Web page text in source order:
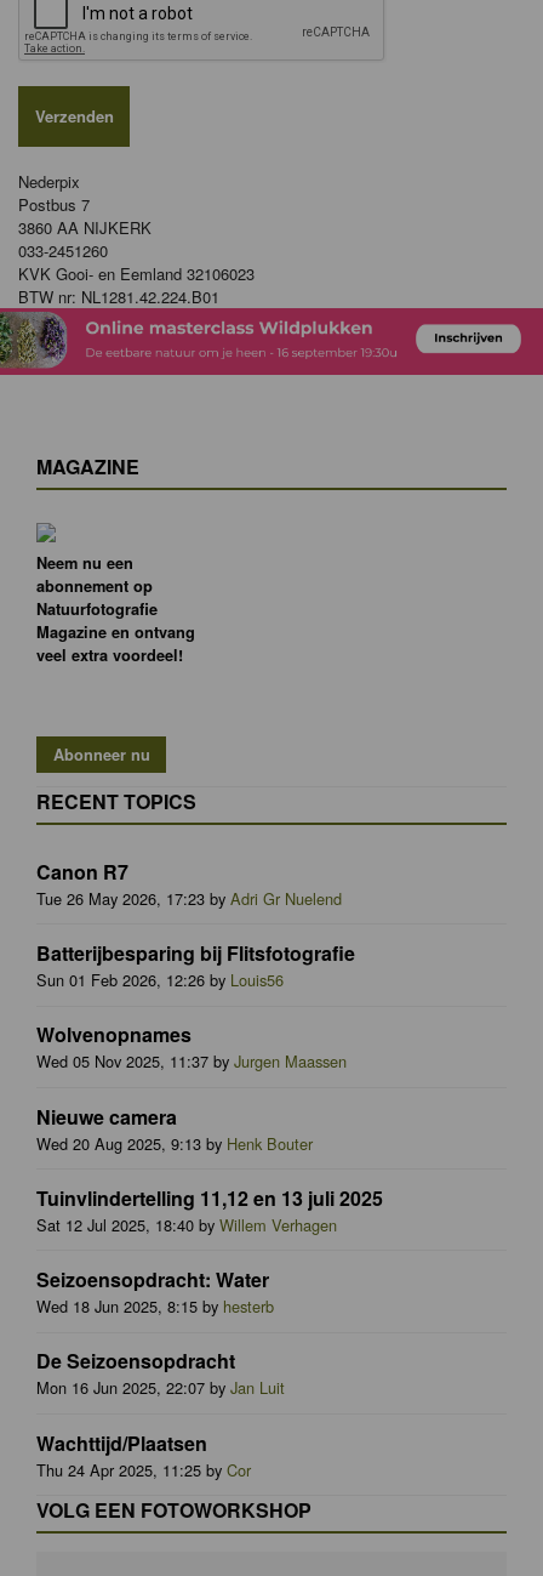
Nederpix
Postbus 7
3860 AA NIJKERK
033-2451260
KVK Gooi- en Eemland 32106023
BTW nr: NL1281.42.224.B01
MAGAZINE
Neem nu een
abonnement op
Natuurfotografie
Magazine en ontvang
veel extra voordeel!
RECENT TOPICS
Canon R7
Tue 26 May 2026, 17:23 by Adri Gr Nuelend
Batterijbesparing bij Flitsfotografie
Sun 01 Feb 2026, 12:26 by Louis56
Wolvenopnames
Wed 05 Nov 2025, 11:37 by Jurgen Maassen
Nieuwe camera
Wed 20 Aug 2025, 9:13 by Henk Bouter
Tuinvlindertelling 11,12 en 13 juli 2025
Sat 12 Jul 2025, 18:40 by Willem Verhagen
Seizoensopdracht: Water
Wed 18 Jun 2025, 8:15 by hesterb
De Seizoensopdracht
Mon 16 Jun 2025, 22:07 by Jan Luit
Wachttijd/Plaatsen
Thu 24 Apr 2025, 11:25 by Cor
VOLG EEN FOTOWORKSHOP